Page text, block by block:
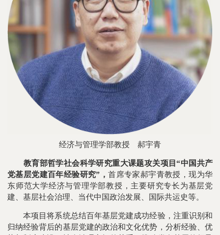
经济与管理学部教授 郝宇青
教育部哲学社会科学研究重大课题攻关项目“中国共产
党基层党建百年经验研究”，首席专家郝宇青教授，现为华
东师范大学经济与管理学部教授，主要研究专长为基层党
建、基层社会治理、当代中国政治发展、国际共运史等。
本项目将系统总结百年基层党建成功经验，注重识别和
归纳经验背后的基层党建的政治和文化优势，分析经验、优